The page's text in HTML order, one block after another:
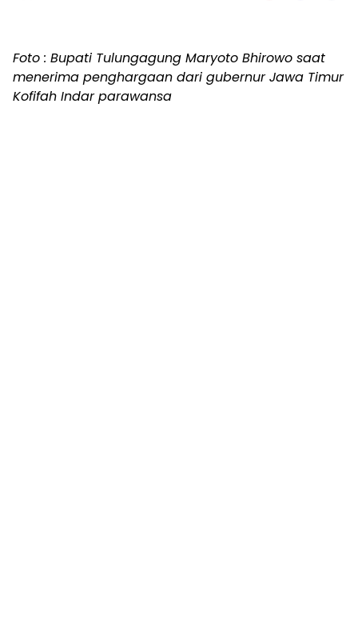
Foto : Bupati Tulungagung Maryoto Bhirowo saat
menerima penghargaan dari gubernur Jawa Timur
Kofifah Indar parawansa